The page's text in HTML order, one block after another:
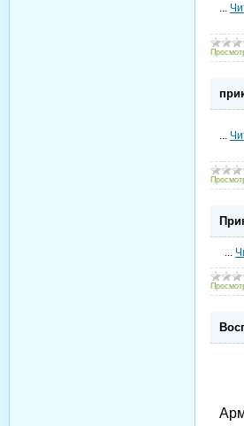
...
...
...